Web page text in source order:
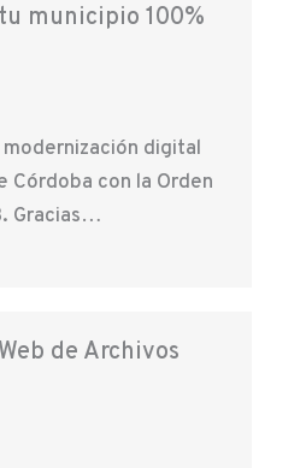
municipio 100%
modernización digital
Córdoba con la Orden
Gracias…
de Archivos